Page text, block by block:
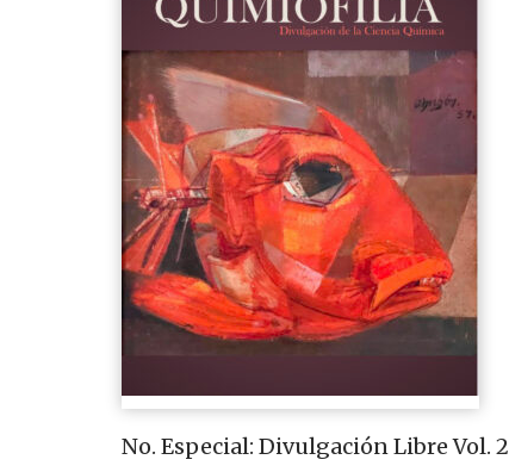
No. Especial: Divulgación Libre Vol. 2